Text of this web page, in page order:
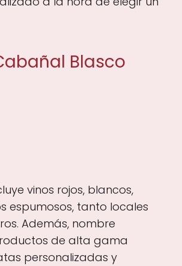
Blasco
vinos rojos, blancos,
espumosos, tanto locales
Además, nombre
de alta gama
personalizadas y